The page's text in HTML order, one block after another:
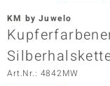
Vogue
KM by Juwelo
Art.Nr.: 4842MW